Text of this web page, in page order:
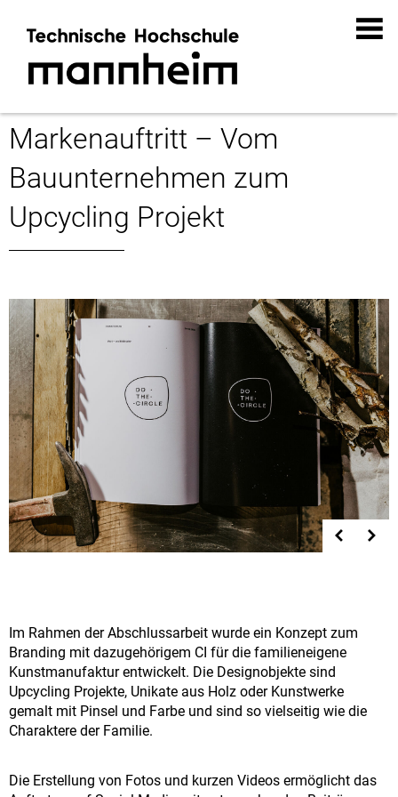
Markenauftritt – Vom
Bauunternehmen zum
Upcycling Projekt
Im Rahmen der Abschlussarbeit wurde ein Konzept zum
Branding mit dazugehörigem CI für die familieneigene
Kunstmanufaktur entwickelt. Die Designobjekte sind
Upcycling Projekte, Unikate aus Holz oder Kunstwerke
gemalt mit Pinsel und Farbe und sind so vielseitig wie die
Charaktere der Familie.
Die Erstellung von Fotos und kurzen Videos ermöglicht das